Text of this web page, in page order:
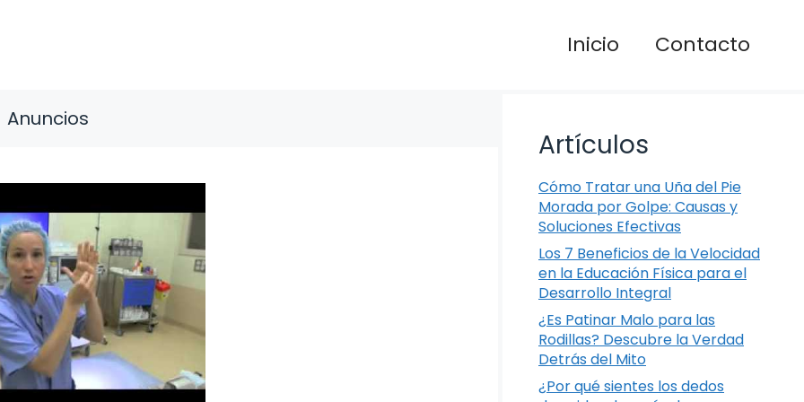
Inicio Contacto
Anuncios
Artículos
Cómo Tratar una Uña del Pie
Morada por Golpe: Causas y
Soluciones Efectivas
Los 7 Beneficios de la Velocidad
en la Educación Física para el
Desarrollo Integral
¿Es Patinar Malo para las
Rodillas? Descubre la Verdad
Detrás del Mito
¿Por qué sientes los dedos